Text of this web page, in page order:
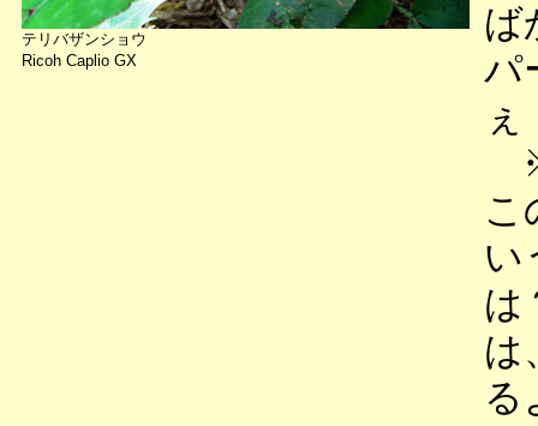
テリバザンショウ
Ricoh Caplio GX
ば
パ
こ
い
は
は
る